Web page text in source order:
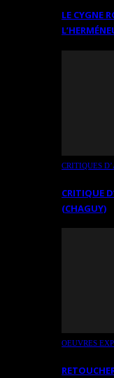
LE CYGNE
CRITIQUES
CRITIQUE
(CHAGUY)
OEUVRES